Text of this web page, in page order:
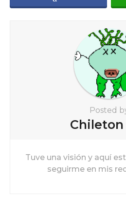
n
Posted
Chileton
Tuve una visión y aquí
seguirme en mis